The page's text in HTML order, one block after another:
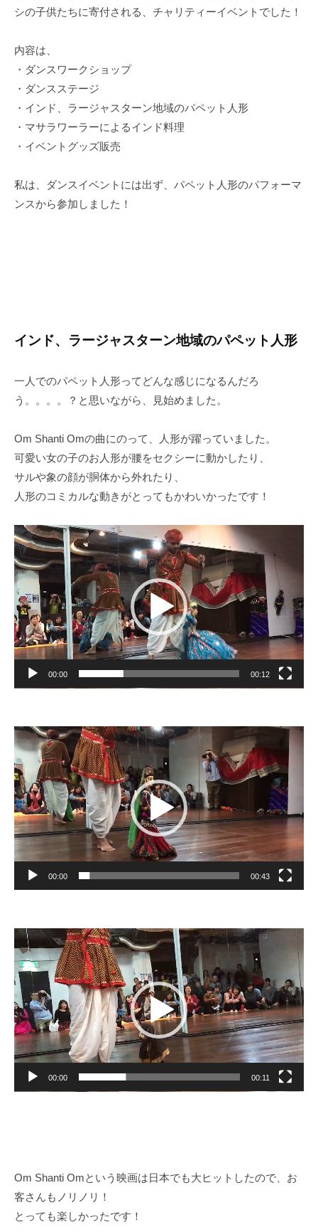
シの子供たちに寄付される、チャリティーイベントでした！
内容は、
・ダンスワークショップ
・ダンスステージ
・インド、ラージャスターン地域のパペット人形
・マサラワーラーによるインド料理
・イベントグッズ販売
私は、ダンスイベントには出ず、パペット人形のパフォーマ
ンスから参加しました！
インド、ラージャスターン地域のパペット人形
一人でのパペット人形ってどんな感じになるんだろ
う。。。。？と思いながら、見始めました。
Om Shanti Omの曲にのって、人形が躍っていました。
可愛い女の子のお人形が腰をセクシーに動かしたり、
サルや象の顔が胴体から外れたり、
人形のコミカルな動きがとってもかわいかったです！
動
画
プ
レ
ー
ヤ
ー
00:00 00:12
動
画
プ
レ
ー
ヤ
ー
00:00 00:43
動
画
プ
レ
ー
ヤ
ー
00:00 00:11
Om Shanti Omという映画は日本でも大ヒットしたので、お
客さんもノリノリ！
とっても楽しかったです！